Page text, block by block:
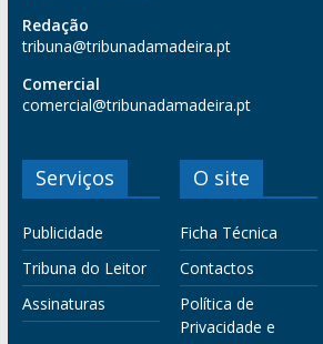
Redação
tribuna@tribunadamadeira.pt
Comercial
comercial@tribunadamadeira.pt
Serviços
Publicidade
Tribuna do Leitor
Assinaturas
O site
Ficha Técnica
Contactos
Política de
Privacidade e